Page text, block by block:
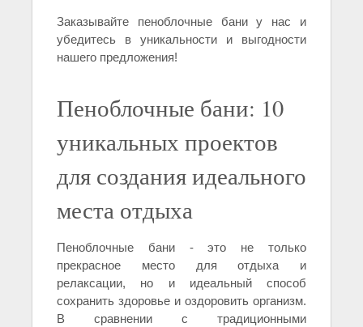
Заказывайте пеноблочные бани у нас и
убедитесь в уникальности и выгодности
нашего предложения!
Пеноблочные бани: 10
уникальных проектов
для создания идеального
места отдыха
Пеноблочные бани - это не только
прекрасное место для отдыха и
релаксации, но и идеальный способ
сохранить здоровье и оздоровить организм.
В сравнении с традиционными